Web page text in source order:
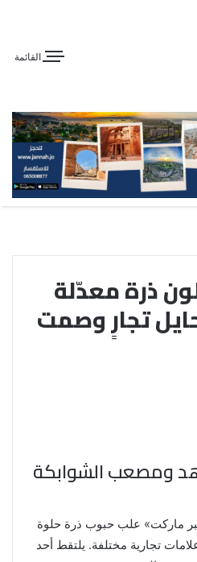
القائمة
ذرة معدّلة
تجارٍ وصمت
ومصعب الشوابكة
ماركت» علب حبوب ذرة حلوة
تجارية مختلفة. يلتقط أحد